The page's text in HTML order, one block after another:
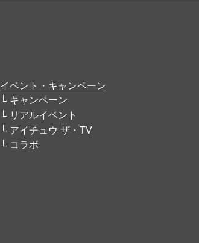
イベント・キャンペーン
キャンペーン
リアルイベント
アイチュウ ザ・TV
コラボ